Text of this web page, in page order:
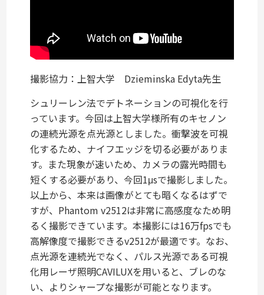
撮影協力：上智大学 Dzieminska Edyta先生
シュリーレン法でデトネーションの可視化を行
っています。今回は上智大学様所有のキセノン
の連続光源を点光源としました。衝撃波を可視
化するため、ナイフエッジを切る必要がありま
す。また現象が速いため、カメラの露光時間も
短くする必要があり、今回1μsで撮影しました。
以上から、本来は画像がとても暗くなるはずで
すが、Phantom v2512は非常に高感度なため明
るく撮影できています。本撮影には16万fpsでも
高解像度で撮影できるv2512が最適です。なお、
点光源を連続光でなく、パルス光源である可視
化用レーザ照明CAVILUXを用いると、ブレのな
い、よりシャープな撮影が可能となります。